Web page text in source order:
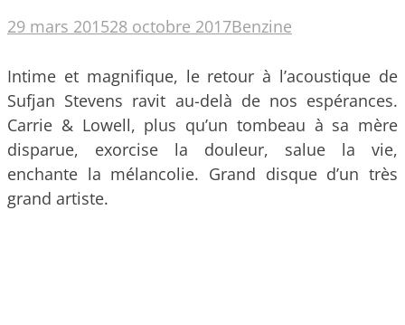
29 mars 201528 octobre 2017Benzine
Intime et magnifique, le retour à l’acoustique de
Sufjan Stevens ravit au-delà de nos espérances.
Carrie & Lowell, plus qu’un tombeau à sa mère
disparue, exorcise la douleur, salue la vie,
enchante la mélancolie. Grand disque d’un très
grand artiste.